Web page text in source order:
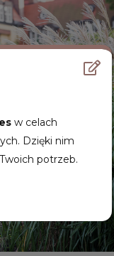
w celach
Dzięki nim
potrzeb.